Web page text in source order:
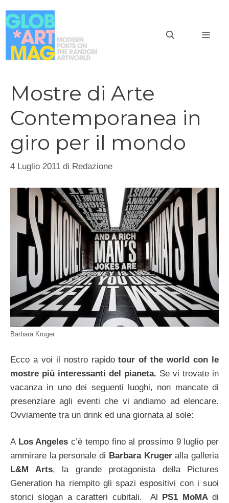
al
contenuto
Mostre di Arte
Contemporanea in
giro per il mondo
4 Luglio 2011 di Redazione
Barbara Kruger
Ecco a voi il nostro rapidotour of the world con le
mostre più interessanti del pianeta. Se vi trovate in
vacanza in uno dei seguenti luoghi, non mancate di
presenziare agli eventi che vi andiamo ad elencare.
Ovviamente tra un drink ed una giornata al sole:
A Los Angelesc’è tempo fino al prossimo 9 luglio per
ammirare la personale di Barbara Krugeralla galleria
L&M Arts, la grande protagonista della Pictures
Generation ha riempito gli spazi espositivi con i suoi
storici slogan a caratteri cubitali. Al
PS1 MoMAdi